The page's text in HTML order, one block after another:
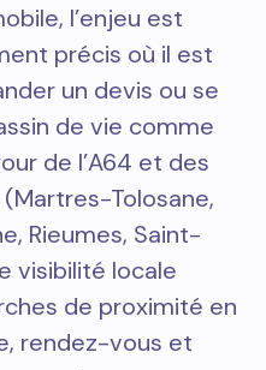
l’enjeu est
précis où il est
un devis ou se
de vie comme
de l’A64 et des
Tolosane,
Rieumes, Saint-
visibilité locale
de proximité en
rendez-vous et